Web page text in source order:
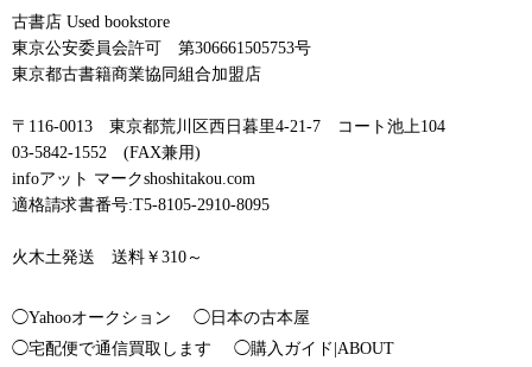
古書店 Used bookstore
東京公安委員会許可 第306661505753号
東京都古書籍商業協同組合加盟店
〒116-0013 東京都荒川区西日暮里4-21-7 コート池上104
03-5842-1552 (FAX兼用)
infoアット マークshoshitakou.com
適格請求書番号:T5-8105-2910-8095
火木土発送 送料￥310～
◯Yahooオークション
◯日本の古本屋
◯宅配便で通信買取します
◯購入ガイド|ABOUT